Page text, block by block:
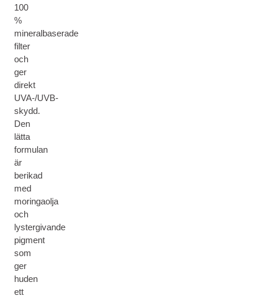
100
%
mineralbaserade
filter
och
ger
direkt
UVA-/UVB-
skydd.
Den
lätta
formulan
är
berikad
med
moringaolja
och
lystergivande
pigment
som
ger
huden
ett